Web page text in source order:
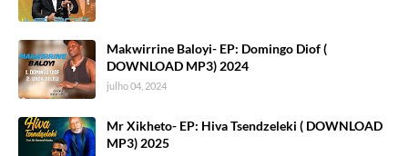
Makwirrine Baloyi- EP: Domingo Diof (
DOWNLOAD MP3) 2024
julho 04, 2024
Mr Xikheto- EP: Hiva Tsendzeleki ( DOWNLOAD
MP3) 2025